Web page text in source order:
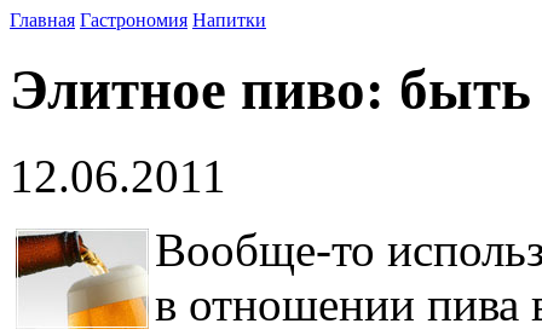
Главная Гастрономия Напитки
Элитное пиво: быть
12.06.2011
Вообще-то
в отношении пива